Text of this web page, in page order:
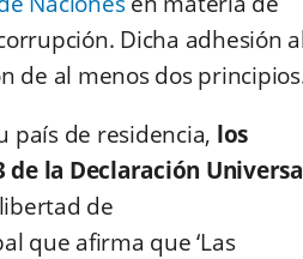
Dicha adhesión
de al menos dos
país de residencia, los
la Declaración
de
que afirma que ‘Las